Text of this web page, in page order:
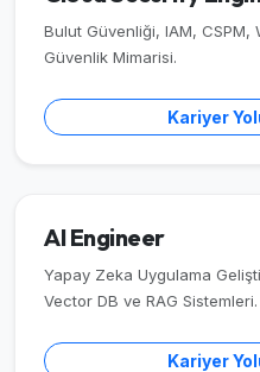
Bulut Güvenliği, IAM,
Güvenlik Mimarisi.
Kariyer
AI Engineer
Yapay Zeka Uygulama
Vector DB ve RAG Sistemleri.
Kariyer